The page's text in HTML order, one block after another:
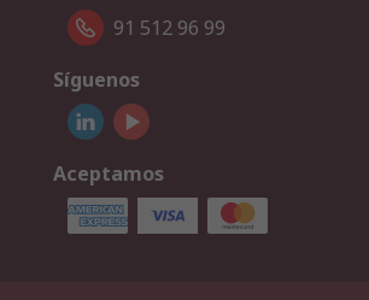
91 512 96 99
Síguenos
Aceptamos